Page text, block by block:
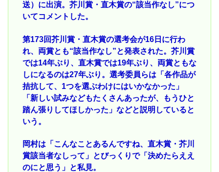
送）に出演。芥川賞・直木賞の“該当作なし”につ
いてコメントした。
第173回芥川賞・直木賞の選考会が16日に行わ
れ、両賞とも“該当作なし”と発表された。芥川賞
では14年ぶり、直木賞では19年ぶり、両賞ともな
しになるのは27年ぶり。選考委員らは「各作品が
拮抗して、1つを選ぶわけにはいかなかった」
「新しい試みなどもたくさんあったが、もうひと
踏ん張りしてほしかった」などと説明していると
いう。
岡村は「こんなことあるんですね、直木賞・芥川
賞該当者なしって」とびっくりで「決めたらええ
のにと思う」と私見。